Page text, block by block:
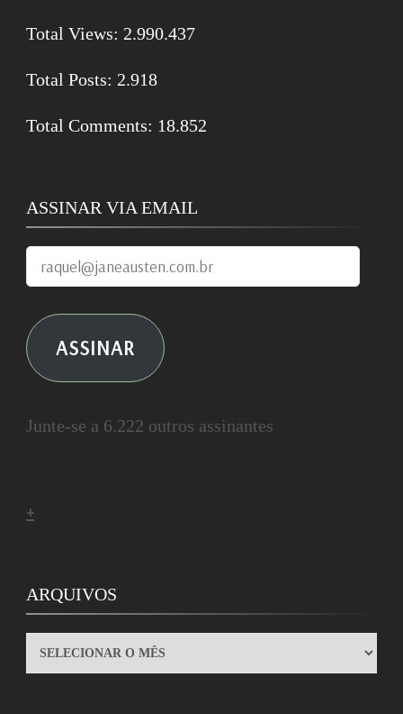
Total Views: 2.990.437
Total Posts: 2.918
Total Comments: 18.852
ASSINAR VIA EMAIL
raquel@janeausten.com.br
ASSINAR
Junte-se a 6.222 outros assinantes
+
ARQUIVOS
ARQUIVOS